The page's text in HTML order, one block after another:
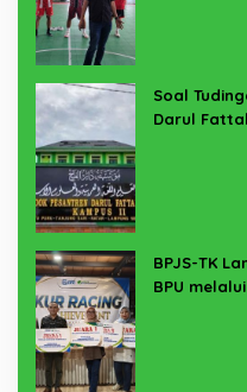
Soal
Darul
BPJS-TK
BPU